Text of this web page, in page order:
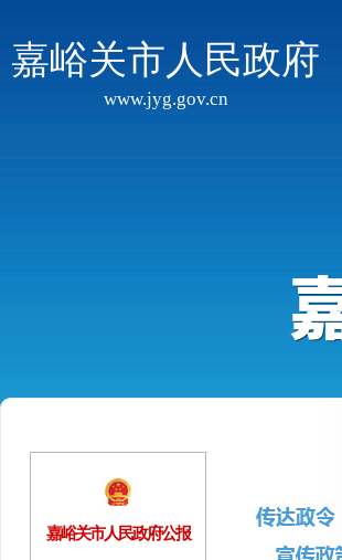
嘉峪关市人民政府
www.jyg.gov.cn
嘉峪关市人民政府公报